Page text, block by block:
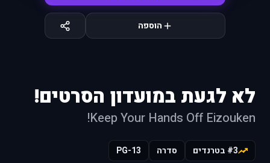
הוספה
לא לגעת במועדון הסרטים!
Keep Your Hands Off Eizouken!
#3 בטרנדים סדרה PG-13